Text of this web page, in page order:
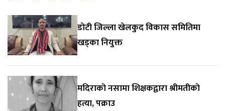
डाेटी जिल्ला खेलकुद विकास समितिमा
खड्का नियुक्त
मदिराको नसामा शिक्षकद्वारा श्रीमतीको
हत्या, पक्राउ